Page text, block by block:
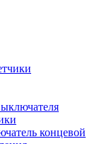
концевой